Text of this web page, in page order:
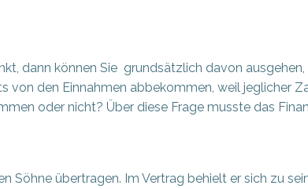
dann können Sie grundsätzlich davon ausgehen,
von den Einnahmen abbekommen, weil jeglicher
oder nicht? Über diese Frage musste das
übertragen. Im Vertrag behielt er sich zu